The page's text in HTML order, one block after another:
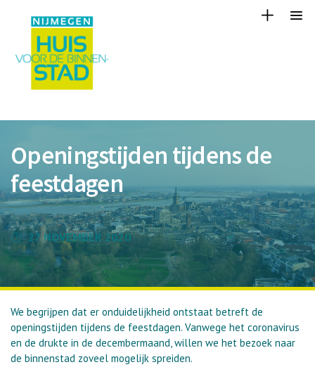
Openingstijden tijdens de
feestdagen
27 NOVEMBER 2020
We begrijpen dat er onduidelijkheid ontstaat betreft de
openingstijden tijdens de feestdagen. Vanwege het coronavirus
en de drukte in de decembermaand, willen we het bezoek naar
de binnenstad zoveel mogelijk spreiden.